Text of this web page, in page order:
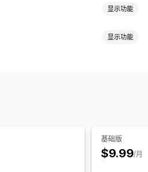
显示功能
显示功能
错误验证
基础版
$9.99/月